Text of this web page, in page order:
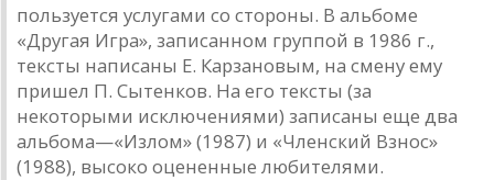
пользуется услугами со стороны. В альбоме
«Другая Игра», записанном группой в 1986 г.,
тексты написаны Е. Карзановым, на смену ему
пришел П. Сытенков. На его тексты (за
некоторыми исключениями) записаны еще два
альбома—«Излом» (1987) и «Членский Взнос»
(1988), высоко оцененные любителями.